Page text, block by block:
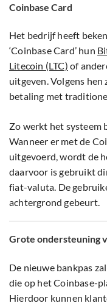
Coinbase Card
Het bedrijf heeft
‘Coinbase Card’ hun
Litecoin (LTC) of
uitgeven. Volgens hen
betaling met
Zo werkt het systeem
Wanneer er met de
uitgevoerd, wordt de
daarvoor is gebruikt
fiat-valuta. De
achtergrond gebeurt.
Grote ondersteuning
De nieuwe bankpas
die op het Coinbase-
Hierdoor kunnen